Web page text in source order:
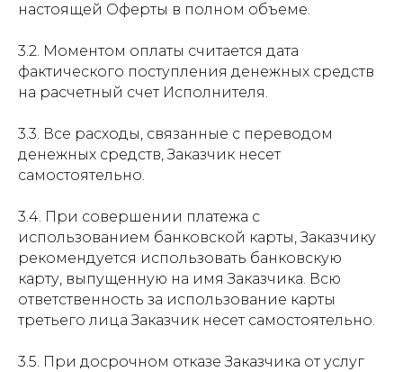
настоящей Оферты в полном объеме.
3.2. Моментом оплаты считается дата
фактического поступления денежных средств
на расчетный счет Исполнителя.
3.3. Все расходы, связанные с переводом
денежных средств, Заказчик несет
самостоятельно.
3.4. При совершении платежа с
использованием банковской карты, Заказчику
рекомендуется использовать банковскую
карту, выпущенную на имя Заказчика. Всю
ответственность за использование карты
третьего лица Заказчик несет самостоятельно.
3.5. При досрочном отказе Заказчика от услуг